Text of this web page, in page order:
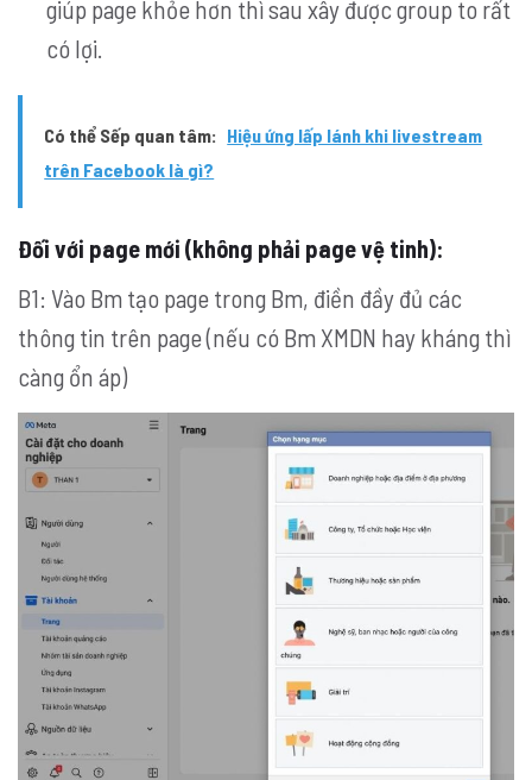
giúp page khỏe hơn thì sau xây được group to rất
có lợi.
Có thể Sếp quan tâm: Hiệu ứng lấp lánh khi livestream
trên Facebook là gì?
Đối với page mới (không phải page vệ tinh):
B1: Vào Bm tạo page trong Bm, điền đầy đủ các
thông tin trên page (nếu có Bm XMDN hay kháng thì
càng ổn áp)